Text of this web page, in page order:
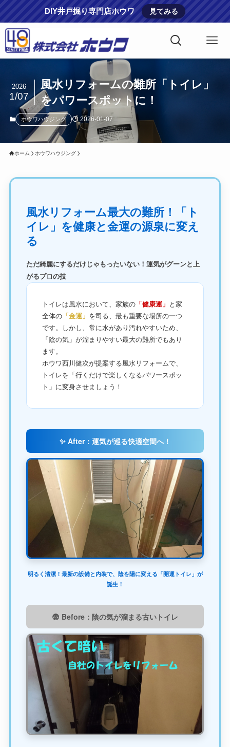
DIY井戸掘り専門店ホウワ 見てみる
風水リフォームの難所「トイレ」
をパワースポットに！
2026
1/07
ホウワハウジング 2026-01-07
ホーム ホウワハウジング
風水リフォーム最大の難所！「ト
イレ」を健康と金運の源泉に変え
る
ただ綺麗にするだけじゃもったいない！運気がグーンと上
がるプロの技
トイレは風水において、家族の「健康運」 と家
全体の「金運」 を司る、最も重要な場所の一つ
です。しかし、常に水があり汚れやすいため、
「陰の気」が溜まりやすい最大の難所でもあり
ます。
ホウワ西川健次が提案する風水リフォームで、
トイレを「行くだけで楽しくなるパワースポッ
ト」に変身させましょう！
😨 Before：陰の気が溜まる古いトイレ
✨ After：運気が巡る快適空間へ！
明るく清潔！最新の設備と内装で、陰を陽に変える「開運トイレ」が
誕生！